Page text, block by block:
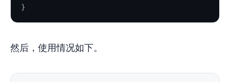
}
然后，使用情况如下。